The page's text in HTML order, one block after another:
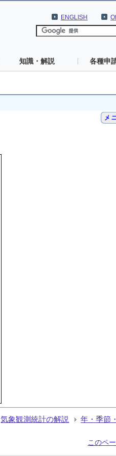
ENGLISH
知識・解説 各種申
気象観測統計の解説 年・季節
このペ